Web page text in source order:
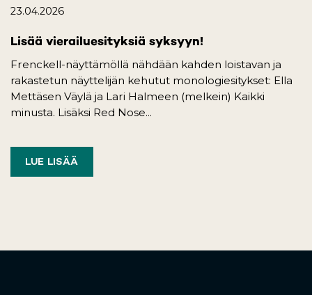
23.04.2026
Lisää vierailuesityksiä syksyyn!
Frenckell-näyttämöllä nähdään kahden loistavan ja
rakastetun näyttelijän kehutut monologiesitykset: Ella
Mettäsen Väylä ja Lari Halmeen (melkein) Kaikki
minusta. Lisäksi Red Nose...
LUE LISÄÄ